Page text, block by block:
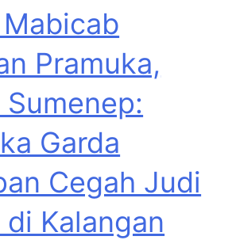
Pramuka,
Garda
Cegah Judi
Kalangan